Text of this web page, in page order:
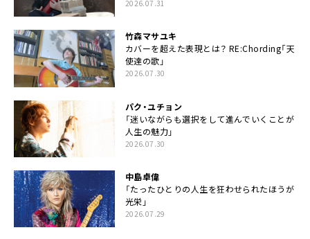
2026.07.31
竹森マサユキ
カバーを超えた表現とは？ RE:Chording「天
使達の歌」
2026.07.30
パク・ユチョン
「迷いながらも選択をして進んでいくことが
人生の魅力」
2026.07.30
中島卓偉
「たったひとりの人生を狂わせられたほうが
光栄」
2026.07.29